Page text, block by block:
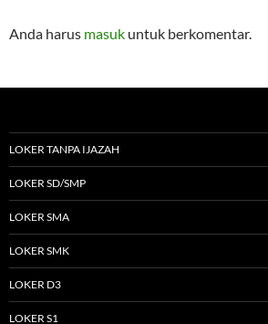
Anda harus masuk untuk berkomentar.
LOKER TANPA IJAZAH
LOKER SD/SMP
LOKER SMA
LOKER SMK
LOKER D3
LOKER S1